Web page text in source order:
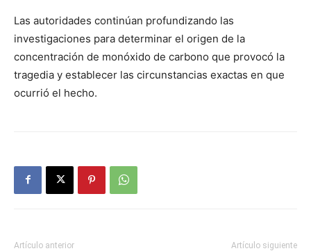
Las autoridades continúan profundizando las
investigaciones para determinar el origen de la
concentración de monóxido de carbono que provocó la
tragedia y establecer las circunstancias exactas en que
ocurrió el hecho.
Artículo anterior Artículo siguiente